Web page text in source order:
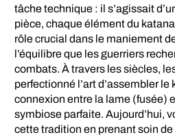
tâche technique : il s’agissait
pièce, chaque élément du
rôle crucial dans le maniement
l’équilibre que les guerriers
combats. À travers les siècles,
perfectionné l’art d’assembler le
connexion entre la lame (fusée)
symbiose parfaite. Aujourd’hui,
cette tradition en prenant soin